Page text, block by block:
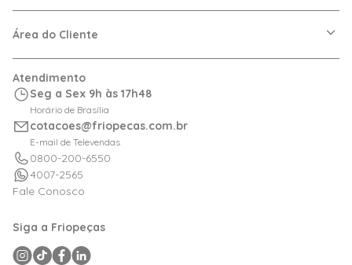
Dúvidas Frequentes
Política de Privacidade
Logística
Área do Cliente
Meus Pedidos
Calculadora de BTUs
Portal de Boletos
Orçamentos
Atendimento
Seg a Sex 9h às 17h48
Horário de Brasília
cotacoes@friopecas.com.br
E-mail de Televendas
0800-200-6550
4007-2565
Fale Conosco
Siga a Friopeças